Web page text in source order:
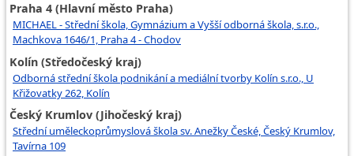
Praha 4 (Hlavní město Praha)
MICHAEL - Střední škola, Gymnázium a Vyšší odborná škola, s.r.o.,
Machkova 1646/1, Praha 4 - Chodov
Kolín (Středočeský kraj)
Odborná střední škola podnikání a mediální tvorby Kolín s.r.o., U
Křižovatky 262, Kolín
Český Krumlov (Jihočeský kraj)
Střední uměleckoprůmyslová škola sv. Anežky České, Český Krumlov,
Tavírna 109